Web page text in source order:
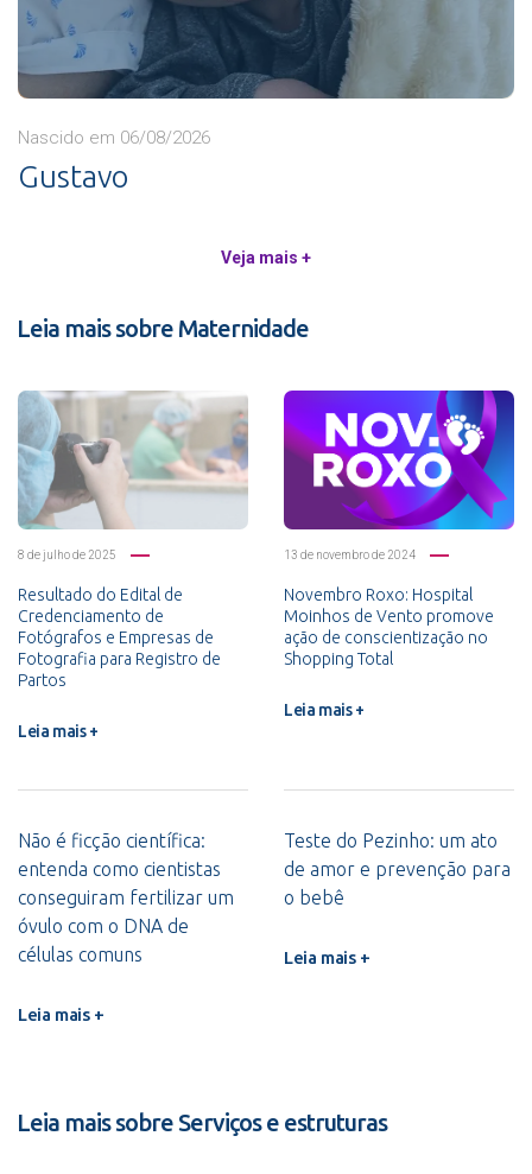
Nascido em 06/08/2026
Gustavo
Veja mais +
Leia mais sobre Maternidade
8 de julho de 2025
Resultado do Edital de
Credenciamento de
Fotógrafos e Empresas de
Fotografia para Registro de
Partos
Leia mais +
13 de novembro de 2024
Novembro Roxo: Hospital
Moinhos de Vento promove
ação de conscientização no
Shopping Total
Leia mais +
Não é ficção científica:
entenda como cientistas
conseguiram fertilizar um
óvulo com o DNA de
células comuns
Leia mais +
Teste do Pezinho: um ato
de amor e prevenção para
o bebê
Leia mais +
Leia mais sobre Serviços e estruturas